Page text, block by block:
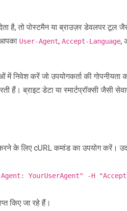
है, तो पोस्टमैन या ब्राउज़र डेवलपर टूल
User-Agent, Accept-Language,
में निवेश करें जो उपयोगकर्ता की गोपनीयता
हैं। ब्राइट डेटा या स्मार्टप्रॉक्सी जैसी
के लिए cURL कमांड का उपयोग करें।
YourUserAgent" -H
किए जा रहे हैं।